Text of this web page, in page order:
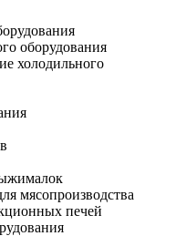
оборудования
холодильного
мясопроизводства
печей